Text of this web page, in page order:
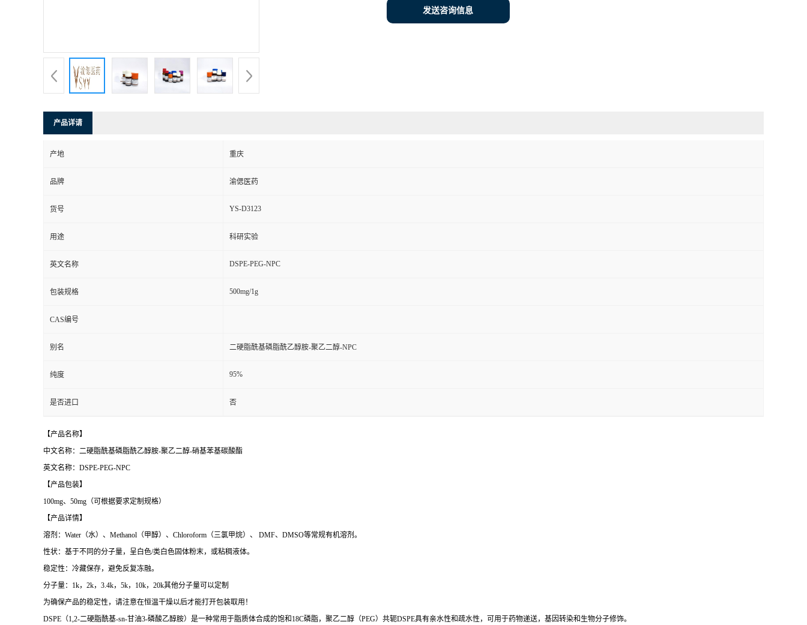
发送咨询信息
产品详请
产地 重庆
品牌 渝偲医药
货号 YS-D3123
用途 科研实验
英文名称 DSPE-PEG-NPC
包装规格 500mg/1g
CAS编号
别名 二硬脂酰基磷脂酰乙醇胺-聚乙二醇-NPC
纯度 95%
是否进口 否
【产品名称】
中文名称：二硬脂酰基磷脂酰乙醇胺-聚乙二醇-硝基苯基碳酸酯
英文名称： DSPE-PEG-NPC
【产品包装】
100mg、 50mg （可根据要求定制规格）
【产品详情】
溶剂： Water （水）、 Methanol （甲醇）、 Chloroform （三氯甲烷）、 DMF、 DMSO等常规有机溶剂。
性状：基于不同的分子量，呈白色/类白色固体粉末，或粘稠液体。
稳定性：冷藏保存，避免反复冻融。
分子量： 1k， 2k， 3.4k， 5k， 10k， 20k其他分子量可以定制
为确保产品的稳定性，请注意在恒温干燥以后才能打开包装取用！
DSPE （1,2-二硬脂酰基-sn-甘油3-磷酸乙醇胺）是一种常用于脂质体合成的饱和18C磷脂，聚乙二醇（PEG）共轭DSPE具有亲水性和疏水性，可用于药物递送，基因转染和生物分子修饰。